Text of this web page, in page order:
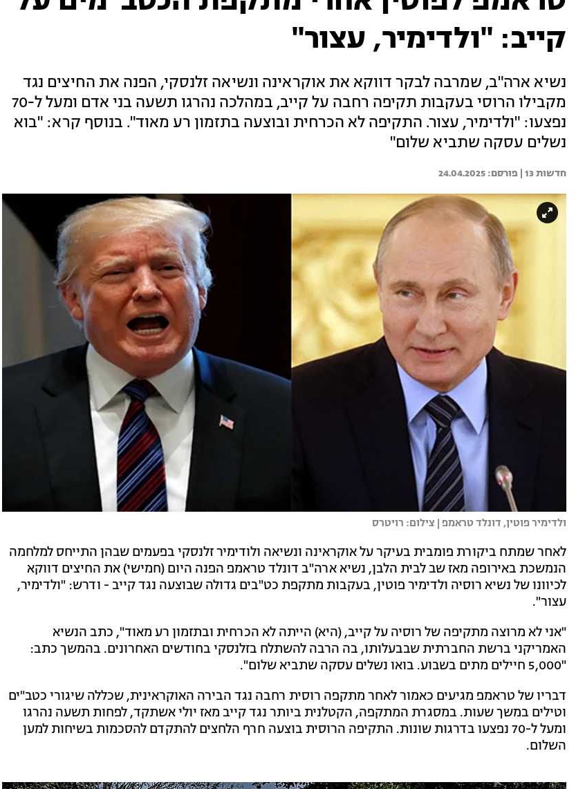
קייב: "ולדימיר, עצור"
נשיא ארה"ב, שמרבה לבקר דווקא את אוקראינה ונשיאה זלנסקי, הפנה את החיצים נגד
מקבילו הרוסי בעקבות תקיפה רחבה על קייב, במהלכה נהרגו תשעה בני אדם ומעל ל-70
נפצעו: "ולדימיר, עצור. התקיפה לא הכרחית ובוצעה בתזמון רע מאוד". בנוסף קרא: "בוא
נשלים עסקה שתביא שלום"
חדשות 13 | 24.04.2025
ולדימיר פוטין, דונלד טראמפ | צילום: רויטרס
לאחר שמתח ביקורת פומבית בעיקר על אוקראינה ונשיאה ולודימיר זלנסקי בפעמים שבהן התייחס למלחמה
הנמשכת באירופה מאז שב לבית הלבן, נשיא ארה"ב דונלד טראמפ הפנה היום (חמישי) את החיצים דווקא
לכיוונו של נשיא רוסיה ולדימיר פוטין, בעקבות מתקפת כט"בים גדולה שבוצעה נגד קייב - ודרש: "ולדימיר,
עצור".
"אני לא מרוצה מתקיפה של רוסיה על קייב, (היא) הייתה לא הכרחית ובתזמון רע מאוד", כתב הנשיא
האמריקני ברשת החברתית שבבעלותו, בה הרבה להשתלח בזלנסקי בחודשים האחרונים. בהמשך כתב:
"5,000 חיילים מתים בשבוע. בואו נשלים עסקה שתביא שלום".
דבריו של טראמפ מגיעים כאמור לאחר מתקפה רוסית רחבה נגד הבירה האוקראינית, שכללה שיגורי כטב"ים
וטילים במשך שעות. במסגרת המתקפה, הקטלנית ביותר נגד קייב מאז יולי אשתקד, לפחות תשעה נהרגו
ומעל ל-70 נפצעו בדרגות שונות. התקיפה הרוסית בוצעה חרף הלחצים להתקדם להסכמות בשיחות למען
השלום.